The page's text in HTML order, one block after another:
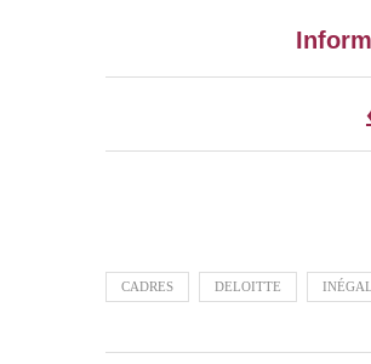
CADRES DELOITTE